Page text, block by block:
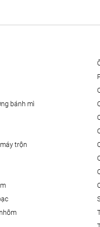
bánh mì
máy trộn